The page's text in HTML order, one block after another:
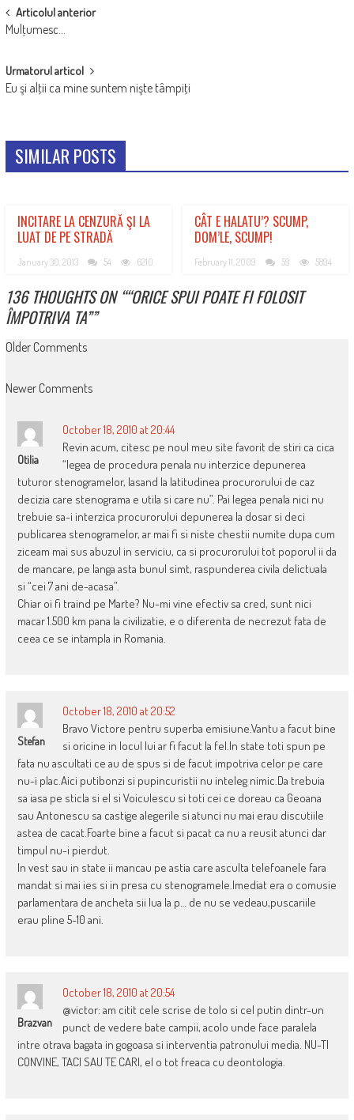
POST
NAVIGATION
Articolul anterior
Mulţumesc…
Urmatorul articol
Eu şi alţii ca mine suntem nişte tâmpiţi
SIMILAR POSTS
INCITARE LA CENZURĂ ŞI LA
LUAT DE PE STRADĂ
January 30, 2013 54 6210
CÂT E HALATU’? SCUMP,
DOM’LE, SCUMP!
February 11, 2009 59 5894
136 THOUGHTS ON ““ORICE SPUI POATE FI FOLOSIT
ÎMPOTRIVA TA””
COMMENT
Older Comments
Newer Comments
Otilia
October 18, 2010 at 20:44
Revin acum, citesc pe noul meu site favorit de stiri ca cica
“legea de procedura penala nu interzice depunerea
tuturor stenogramelor, lasand la latitudinea procurorului de caz
decizia care stenograma e utila si care nu”. Pai legea penala nici nu
trebuie sa-i interzica procurorului depunerea la dosar si deci
publicarea stenogramelor, ar mai fi si niste chestii numite dupa cum
ziceam mai sus abuzul in serviciu, ca si procurorului tot poporul ii da
de mancare, pe langa asta bunul simt, raspunderea civila delictuala
si “cei 7 ani de-acasa”.
Chiar oi fi traind pe Marte? Nu-mi vine efectiv sa cred, sunt nici
macar 1.500 km pana la civilizatie, e o diferenta de necrezut fata de
ceea ce se intampla in Romania.
Stefan
October 18, 2010 at 20:52
Bravo Victore pentru superba emisiune.Vantu a facut bine
si oricine in locul lui ar fi facut la fel.In state toti spun pe
fata nu ascultati ce au de spus si de facut impotriva celor pe care
nu-i plac.Aici putibonzi si pupincuristii nu inteleg nimic.Da trebuia
sa iasa pe sticla si el si Voiculescu si toti cei ce doreau ca Geoana
sau Antonescu sa castige alegerile si atunci nu mai erau discutiile
astea de cacat.Foarte bine a facut si pacat ca nu a reusit atunci dar
timpul nu-i pierdut.
In vest sau in state ii mancau pe astia care asculta telefoanele fara
mandat si mai ies si in presa cu stenogramele.Imediat era o comusie
parlamentara de ancheta sii lua la p… de nu se vedeau,puscariile
erau pline 5-10 ani.
Brazvan
October 18, 2010 at 20:54
@victor: am citit cele scrise de tolo si cel putin dintr-un
punct de vedere bate campii, acolo unde face paralela
intre otrava bagata in gogoasa si interventia patronului media. NU-TI
CONVINE, TACI SAU TE CARI, el o tot freaca cu deontologia.